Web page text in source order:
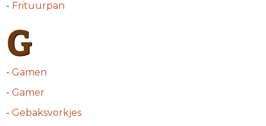
- Frituurpan
G
- Gamen
- Gamer
- Gebaksvorkjes